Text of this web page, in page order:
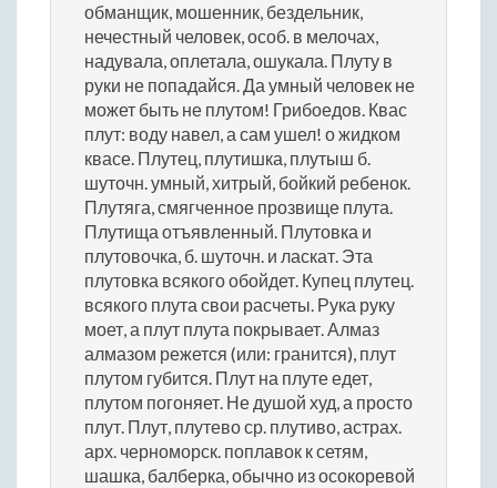
обманщик, мошенник, бездельник,
нечестный человек, особ. в мелочах,
надувала, оплетала, ошукала. Плуту в
руки не попадайся. Да умный человек не
может быть не плутом! Грибоедов. Квас
плут: воду навел, а сам ушел! о жидком
квасе. Плутец, плутишка, плутыш б.
шуточн. умный, хитрый, бойкий ребенок.
Плутяга, смягченное прозвище плута.
Плутища отъявленный. Плутовка и
плутовочка, б. шуточн. и ласкат. Эта
плутовка всякого обойдет. Купец плутец.
всякого плута свои расчеты. Рука руку
моет, а плут плута покрывает. Алмаз
алмазом режется (или: гранится), плут
плутом губится. Плут на плуте едет,
плутом погоняет. Не душой худ, а просто
плут. Плут, плутево ср. плутиво, астрах.
арх. черноморск. поплавок к сетям,
шашка, балберка, обычно из осокоревой